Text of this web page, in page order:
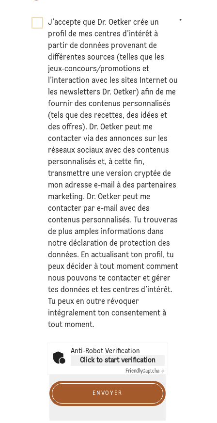
J’accepte que Dr. Oetker crée un
profil de mes centres d’intérêt à
partir de données provenant de
différentes sources (telles que les
jeux-concours/promotions et
l’interaction avec les sites Internet ou
les newsletters Dr. Oetker) afin de me
fournir des contenus personnalisés
(tels que des recettes, des idées et
des offres). Dr. Oetker peut me
contacter via des annonces sur les
réseaux sociaux avec des contenus
personnalisés et, à cette fin,
transmettre une version cryptée de
mon adresse e-mail à des partenaires
marketing. Dr. Oetker peut me
contacter par e-mail avec des
contenus personnalisés. Tu trouveras
de plus amples informations dans
notre déclaration deprotection des
données. En actualisant ton profil, tu
peux décider à tout moment comment
nous pouvons te contacter et gérer
tes données et tes centres d’intérêt.
Tu peux en outre révoquer
intégralement ton consentement à
tout moment.
*
Anti-Robot Verification
Click to start verification
FriendlyCaptcha ⇗
ENVOYER